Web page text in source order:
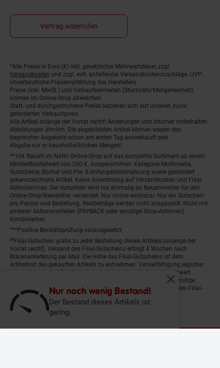
Nur noch wenig Bestand!
Der Bestand dieses Artikels ist
gering.
Fenster
Vertrag widerrufen
Fußnoten
*Alle Preise in Euro (€) inkl. gesetzlicher Mehrwertsteuer, zzgl.
Versandkosten und zzgl. evtl. anfallender Versandkostenzuschläge. UVP:
Unverbindliche Preisempfehlung des Herstellers.
Preise (inkl. MwSt.) und Verkaufseinheiten (Stückzahl/Mengeneinheit)
können im Online-Shop abweichen.
Statt- und durchgestrichene Preise beziehen sich auf unseren zuvor
geforderten Verkaufspreis.
Alle Artikel solange der Vorrat reicht! Änderungen und Irrtümer vorbehalten.
Abbildungen ähnlich. Die abgebildeten Artikel können wegen des
begrenzten Angebots schon am ersten Tag ausverkauft sein.
Abgabe nur in haushaltsüblichen Mengen!
**15€ Rabatt im Netto Online-Shop auf das komplette Sortiment ab einem
Mindestbestellwert von 200 €. Ausgenommen: Kategorie Multimedia,
Gutscheine, Bücher und Pre- & Anfangsmilchnahrung sowie gesondert
gekennzeichnete Artikel. Keine Anrechnung auf Versandkosten und Filial-
Abholservices. Der Gutschein wird nur einmalig an Neuanmelder für den
Online-Shop-Newsletter versendet. Nur online einlösbar. Nur ein Gutschein
pro Person und Bestellung. Restbeträge werden nicht ausgezahlt. Nicht mit
anderen Aktionsvorteilen (PAYBACK oder sonstige Shop-Aktionen)
kombinierbar.
***Positive Bonitätsprüfung vorausgesetzt
²⁰Filial-Gutschein gratis zu jeder Bestellung dieses Artikels (solange der
Vorrat reicht). Versand des Filial-Gutscheins erfolgt 4 Wochen nach
Warenanlieferung per Mail. Die Höhe des Filial-Gutscheins ist dem
Artikelbild des gekauften Artikels zu entnehmen. Vervielfältigung jeglicher
Art nicht gestattet. Der Filial-Gutschein ist ohne Mindesteinkaufswert
einlösbar. Nicht mit anderen Aktionsvorteilen (PAYBACK oder sonstige
Shop-Aktionen) kombinierbar. Der jeweilige Gültigkeitszeitraum des Filial-
Gutscheins ist darauf vermerkt.